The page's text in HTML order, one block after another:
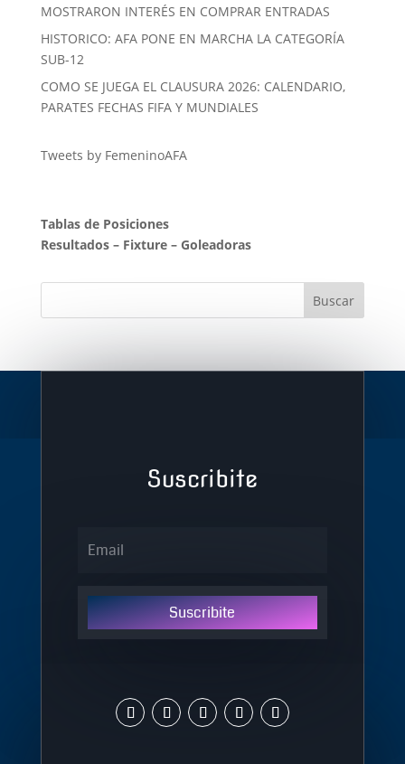
MOSTRARON INTERÉS EN COMPRAR ENTRADAS
HISTORICO: AFA PONE EN MARCHA LA CATEGORÍA
SUB-12
COMO SE JUEGA EL CLAUSURA 2026: CALENDARIO,
PARATES FECHAS FIFA Y MUNDIALES
Tweets by FemeninoAFA
Tablas de Posiciones
Resultados– Fixture– Goleadoras
Suscribite
Suscribite